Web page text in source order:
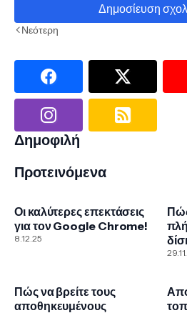
Δημοσίευση
Νεότερη
Δημοφιλή
Προτεινόμενα
Οι καλύτερες επεκτάσεις
για τον Google Chrome!
8.12.25
με
Πώς να βρείτε τους
αποθηκευμένους